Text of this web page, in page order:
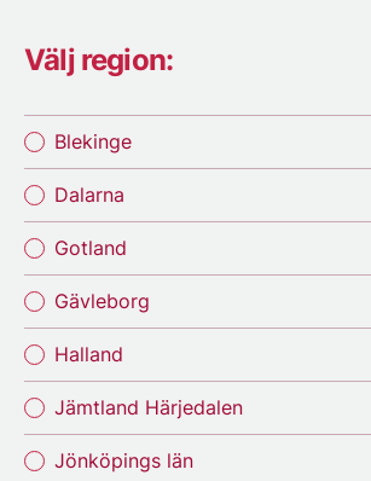
Välj region:
Blekinge
Dalarna
Gotland
Gävleborg
Halland
Jämtland Härjedalen
Jönköpings län